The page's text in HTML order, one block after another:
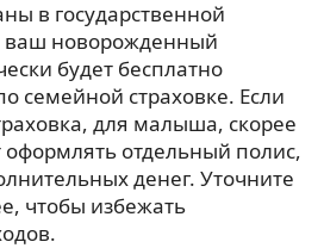
в государственной
ваш новорожденный
будет бесплатно
семейной страховке. Если
для малыша, скорее
оформлять отдельный полис,
денег. Уточните
чтобы избежать